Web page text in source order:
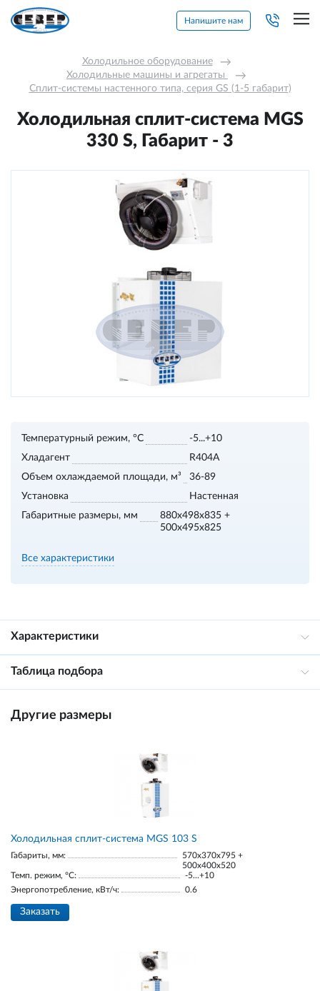
Напишите нам
Холодильное оборудование →
Холодильные машины и агрегаты →
Сплит-системы настенного типа, серия GS (1-5 габарит)
Холодильная сплит-система MGS
330 S, Габарит - 3
Температурный режим, °С
-5...+10
Хладагент
R404A
Объем охлаждаемой площади, м³
36-89
Установка
Настенная
Габаритные размеры, мм
880x498x835 +
500x495x825
Все характеристики
Характеристики
Таблица подбора
Другие размеры
Холодильная сплит-система MGS 103 S
Габариты, мм:
570x370x795 +
500x400x520
Темп. режим, °С:
-5...+10
Энергопотребление, кВт/ч:
0.6
Заказать